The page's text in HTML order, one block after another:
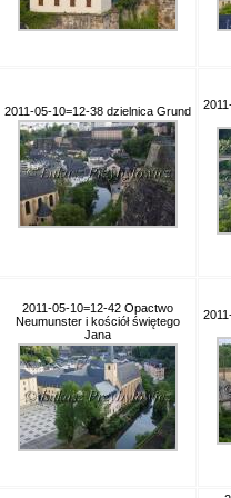
2011-05-10=12-38 dzielnica Grund
2011-05-10=12-42 Opactwo
Neumunster i kościół świętego
Jana